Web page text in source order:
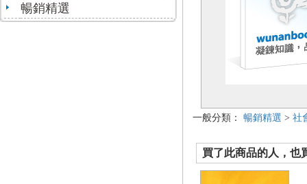
暢銷精選
一般分類： 暢銷精選 > 社
買了此商品的人，也